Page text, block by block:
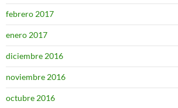
febrero 2017
enero 2017
diciembre 2016
noviembre 2016
octubre 2016